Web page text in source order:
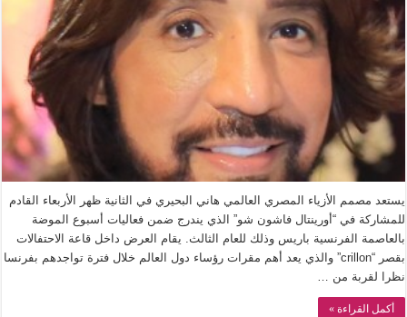
يستعد مصمم الأزياء المصري العالمي هاني البحيري في الثانية ظهر الأربعاء القادم
للمشاركة في “أورينتال فاشون شو” الذي يندرج ضمن فعاليات أسبوع الموضة
بالعاصمة الفرنسية باريس وذلك للعام الثالث. يقام العرض داخل قاعة الاحتفالات
بقصر “crillon” والذي يعد أهم مقرات رؤساء دول العالم خلال فترة تواجدهم بفرنسا
نظرا لقربة من …
أكمل القراءة »